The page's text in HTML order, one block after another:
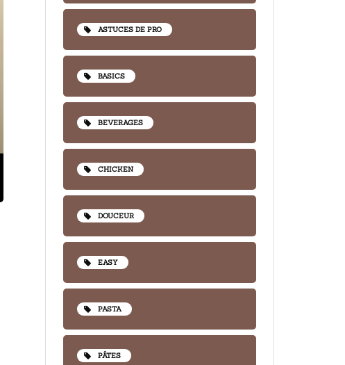
ASTUCES DE PRO
BASICS
BEVERAGES
CHICKEN
DOUCEUR
EASY
PASTA
PÂTES